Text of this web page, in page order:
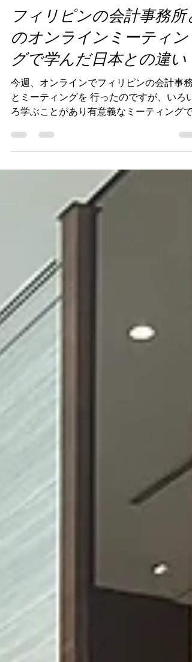
TESZARA
2024年9月1日
読了時間: 4分
フィリピンの会計事務所と
のオンラインミーティン
グで学んだ日本との違い
今週、オンラインでフィリピンの会計事務
とミーティングを 行ったのですが、いろい
ろ学ぶことがあり有意義なミーティングで
ていたのですが、ミスが多かったり 適切な
アドバイスが得られないなどがあったため
新しい事務所に変えました。